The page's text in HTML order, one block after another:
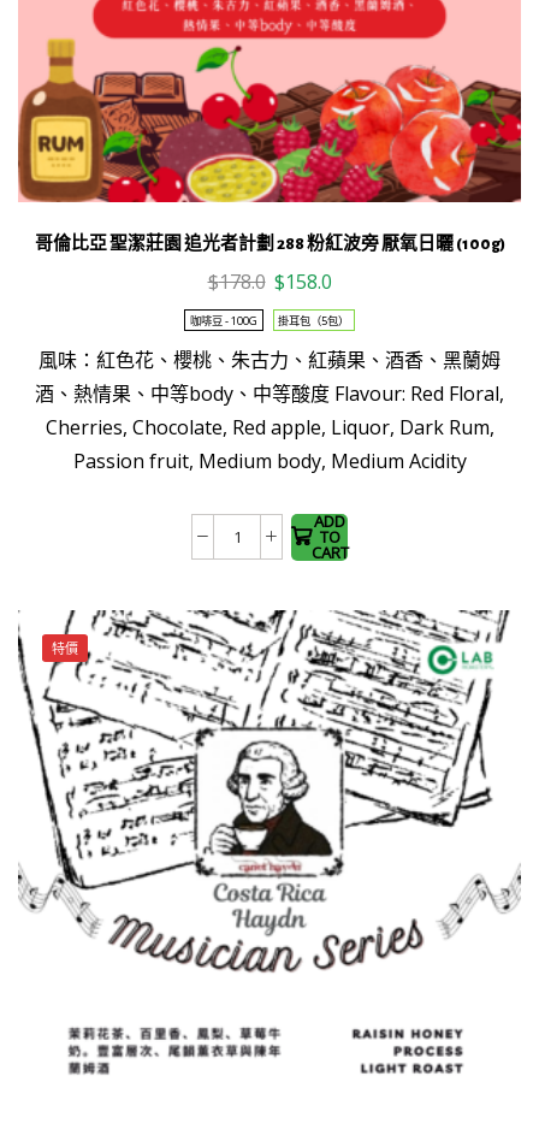
哥倫比亞 聖潔莊園 追光者計劃 288 粉紅波旁 厭氧日曬 (100g)
$178.0 Original
price
was:
$178.0.
$158.0Current
price
is:
$158.0.
咖啡豆 - 100G 掛耳包（5包）
風味：紅色花、櫻桃、朱古力、紅蘋果、酒香、黑蘭姆
酒、熱情果、中等body、中等酸度 Flavour: Red Floral,
Cherries, Chocolate, Red apple, Liquor, Dark Rum,
Passion fruit, Medium body, Medium Acidity
哥
比
亞
聖
潔
莊
園
追
光
者
計
劃
288
粉
旁
ADD
TO
CART
This
product
has
multiple
The
options
chosen
on the
product
page
特價